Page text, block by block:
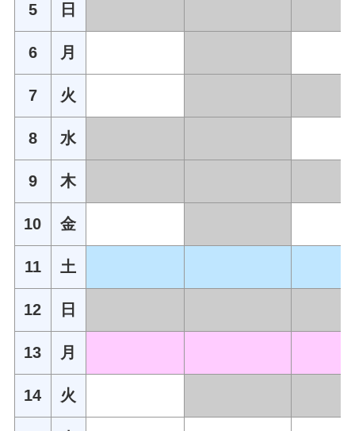
5 日
6 月
7 火
8 水
9 木
10 金
11 土
12 日
13 月
14 火